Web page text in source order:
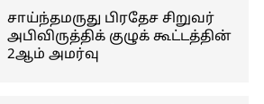
சாய்ந்தமருது பிரதேச சிறுவர்
அபிவிருத்திக் குழுக் கூட்டத்தின்
2ஆம் அமர்வு